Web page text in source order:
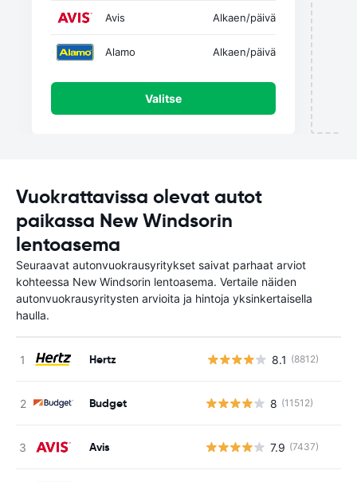
Avis Alkaen/päivä
Alamo Alkaen/päivä
Valitse
Vuokrattavissa olevat autot
paikassa New Windsorin
lentoasema
Seuraavat autonvuokrausyritykset saivat parhaat arviot
kohteessa New Windsorin lentoasema. Vertaile näiden
autonvuokrausyritysten arvioita ja hintoja yksinkertaisella
haulla.
Hertz 8.1 (8812)
Budget 8 (11512)
Avis 7.9 (7437)